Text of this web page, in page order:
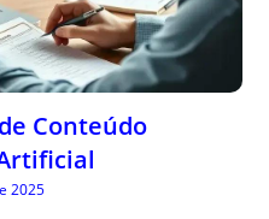
Conteúdo
2025